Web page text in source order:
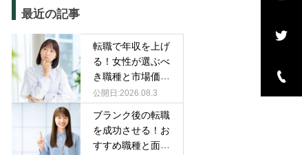
最近の記事
転職で年収を上げ
る！女性が選ぶべ
き職種と市場価値
を高める戦略
2026.08.3
ブランク後の転職
を成功させる！お
すすめ職種と面接